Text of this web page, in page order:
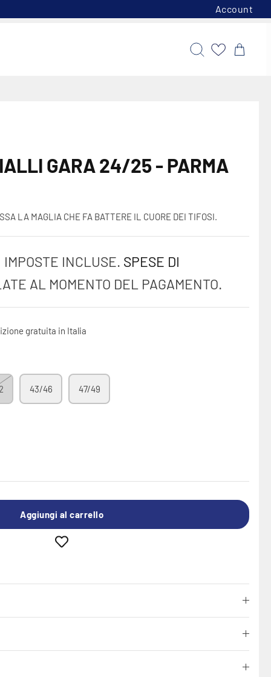
Account
Cerca Carrello
GARA 24/25 - PARMA
LA MAGLIA CHE FA BATTERE IL CUORE DEI TIFOSI.
IMPOSTE INCLUSE. SPESE DI
AL MOMENTO DEL PAGAMENTO.
gratuita in Italia
43/46 47/49
Aggiungi al carrello